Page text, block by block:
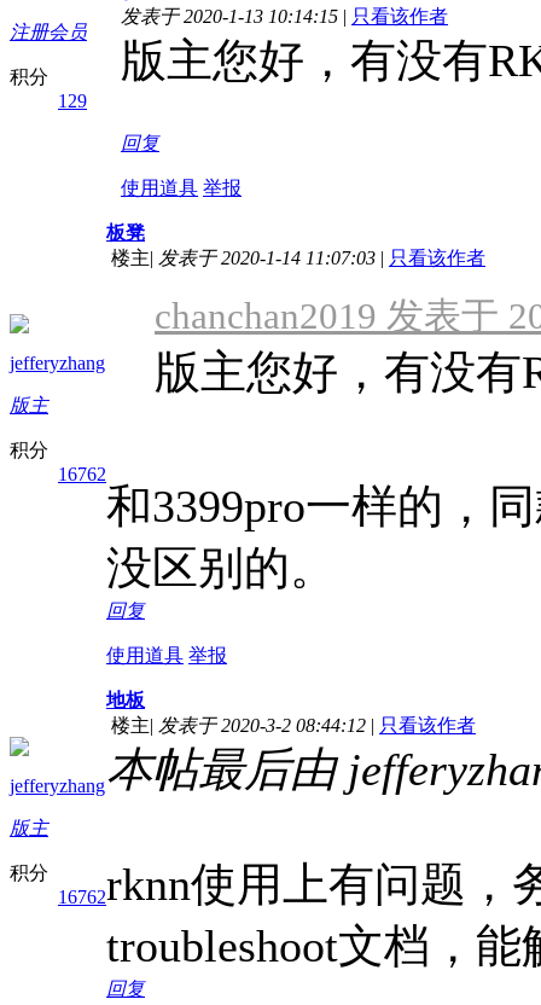
注册会员
积分
129
发表于 2020-1-13 10:14:15 | 只看该作者
版主您好，有没有
回复
使用道具 举报
jefferyzhang
版主
积分
16762
板凳
楼主| 发表于 2020-1-14 11:07:03 | 只看该作者
chanchan2019 发表于
版主您好，有没有
和3399pro一样的，
没区别的。
回复
使用道具 举报
jefferyzhang
版主
积分
16762
地板
楼主| 发表于 2020-3-2 08:44:12 | 只看该作者
本帖最后由
rknn使用上有问题，
troubleshoot文档，
回复